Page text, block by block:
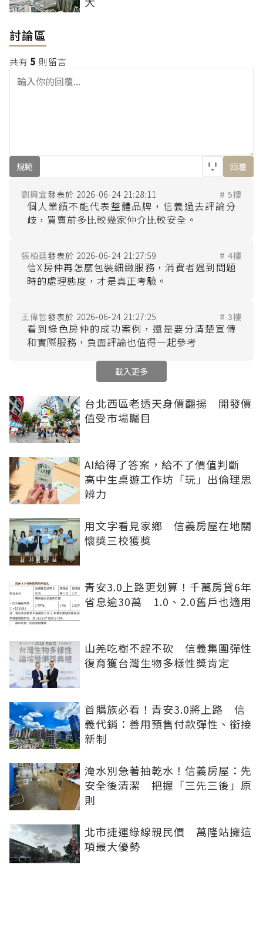
討論區
共有 5 則留言
規範 回覆
劉與宜 2026-06-24 21:28:11 # 5樓
個人業績不能代表整體品牌，信義過去評論分
張柏廷 2026-06-24 21:27:59 # 4樓
信X房仲再怎麼包裝細緻服務，消費者遇到問題
王偉哲 2026-06-24 21:27:25 # 3樓
看到綠色房仲的成功案例，還是要分清楚宣傳
載入更多
台北西區老透天身價翻揚 開發價
值受市場矚目
AI給得了答案，給不了價值判斷
高中生桌遊工作坊「玩」出倫理思
辨力
用文字看見家鄉 信義房屋在地關
懷獎三校獲獎
青安3.0上路更划算！千萬房貸6年
省息逾30萬 1.0、2.0舊戶也適用
山羌吃樹不趕不砍 信義集團彈性
復育獲台灣生物多樣性獎肯定
首購族必看！青安3.0將上路 信
義代銷：善用預售付款彈性、銜接
新制
淹水別急著抽乾水！信義房屋：先
安全後清潔 把握「三先三後」原
則
北市捷運綠線親民價 萬隆站擁這
項最大優勢